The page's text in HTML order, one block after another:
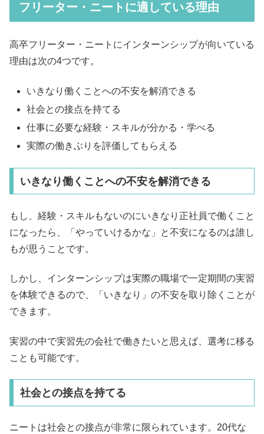
フリーター・ニートに適している理由
高卒フリーター・ニートにインターンシップが向いている
理由は次の4つです。
いきなり働くことへの不安を解消できる
社会との接点を持てる
仕事に必要な経験・スキルが分かる・学べる
実際の働きぶりを評価してもらえる
いきなり働くことへの不安を解消できる
もし、経験・スキルもないのにいきなり正社員で働くこと
になったら、「やっていけるかな」と不安になるのは誰し
もが思うことです。
しかし、インターンシップは実際の職場で一定期間の実習
を体験できるので、「いきなり」の不安を取り除くことが
できます。
実習の中で実習先の会社で働きたいと思えば、選考に移る
ことも可能です。
社会との接点を持てる
ニートは社会との接点が非常に限られています。20代な